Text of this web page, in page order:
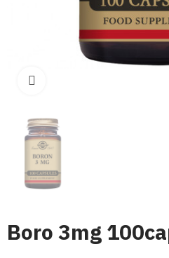
Boro 3mg